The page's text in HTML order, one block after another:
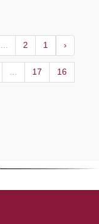
‹
1
2
...
16
17
...